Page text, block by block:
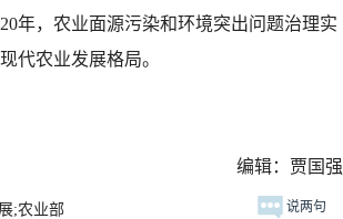
年，农业面源污染和环境突出问题治理实
代农业发展格局。
编辑：贾国强
;农业部 说两句